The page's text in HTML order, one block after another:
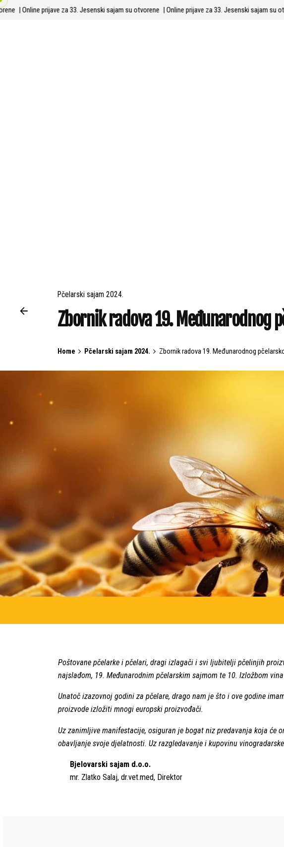
Skip
| Online prijave za 33. Jesenski sajam su otvorene | Online prijave za 33. Jesenski sajam
Pčelarski sajam 2024.
Zbornik radova 19. Međunarodnog
Home Pčelarski sajam 2024. Zbornik radova 19. Međunarodnog
Poštovane pčelarke i pčelari, dragi izlagači i svi ljubitelji pčelinjih
najslađom, 19. Međunarodnim pčelarskim sajmom te 10. Izložbom
Unatoč izazovnoj godini za pčelare, drago nam je što i ove godine
proizvode izložiti mnogi europski proizvođači.
Uz zanimljive manifestacije, osiguran je bogat niz predavanja koja će
obavljanje svoje djelatnosti. Uz razgledavanje i kupovinu
Bjelovarski sajam d.o.o.
mr. Zlatko Salaj, dr.vet.med, Direktor